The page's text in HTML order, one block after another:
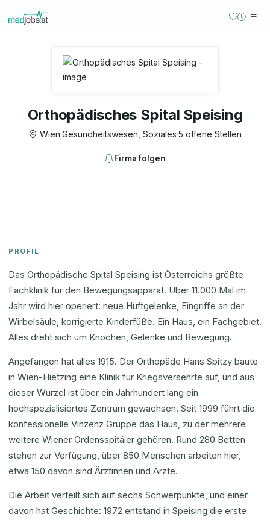
Orthopädisches Spital Speising
Wien·Gesundheitswesen, Soziales·5 offene Stellen
Firma folgen
PROFIL
Das Orthopädische Spital Speising ist Österreichs größte
Fachklinik für den Bewegungsapparat. Über 11.000 Mal im
Jahr wird hier operiert: neue Hüftgelenke, Eingriffe an der
Wirbelsäule, korrigierte Kinderfüße. Ein Haus, ein Fachgebiet.
Alles dreht sich um Knochen, Gelenke und Bewegung.
Angefangen hat alles 1915. Der Orthopäde Hans Spitzy baute
in Wien-Hietzing eine Klinik für Kriegsversehrte auf, und aus
dieser Wurzel ist über ein Jahrhundert lang ein
hochspezialisiertes Zentrum gewachsen. Seit 1999 führt die
konfessionelle Vinzenz Gruppe das Haus, zu der mehrere
weitere Wiener Ordensspitäler gehören. Rund 280 Betten
stehen zur Verfügung, über 850 Menschen arbeiten hier,
etwa 150 davon sind Ärztinnen und Ärzte.
Die Arbeit verteilt sich auf sechs Schwerpunkte, und einer
davon hat Geschichte: 1972 entstand in Speising die erste